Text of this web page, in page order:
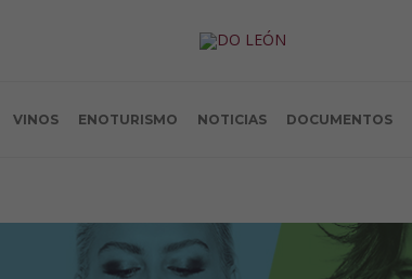
VINOS ENOTURISMO NOTICIAS DOCUMENTOS